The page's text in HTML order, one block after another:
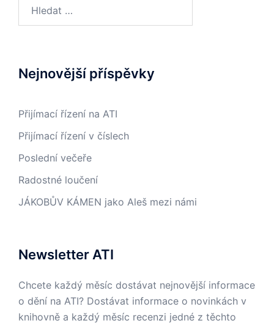
Nejnovější příspěvky
Přijímací řízení na ATI
Přijímací řízení v číslech
Poslední večeře
Radostné loučení
JÁKOBŮV KÁMEN jako Aleš mezi námi
Newsletter ATI
Chcete každý měsíc dostávat nejnovější informace
o dění na ATI? Dostávat informace o novinkách v
knihovně a každý měsíc recenzi jedné z těchto